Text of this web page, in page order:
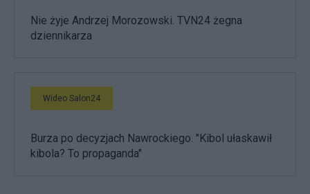
Nie żyje Andrzej Morozowski. TVN24 żegna
dziennikarza
Wideo Salon24
Burza po decyzjach Nawrockiego. "Kibol ułaskawił
kibola? To propaganda"